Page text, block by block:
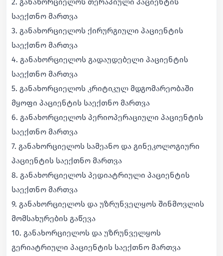
საექთნო მართვა
3. განახორციელოს ქირურგიული პაციენტის
საექთნო მართვა
4. განახორციელოს გადაუდებელი პაციენტის
საექთნო მართვა
5. განახორციელოს კრიტიკულ მდგომარეობაში
მყოფი პაციენტის საექთნო მართვა
6. განახორციელოს პერიოპერაციული პაციენტის
საექთნო მართვა
7. განახორციელოს სამეანო და გინეკოლოგიური
პაციენტის საექთნო მართვა
8. განახორციელოს პედიატრიული პაციენტის
საექთნო მართვა
9. განახორციელოს და უზრუნველყოს შინმოვლის
მომსახურების გაწევა
10. განახორციელოს და უზრუნველყოს
გერიატრიული პაციენტის საექთნო მართვა